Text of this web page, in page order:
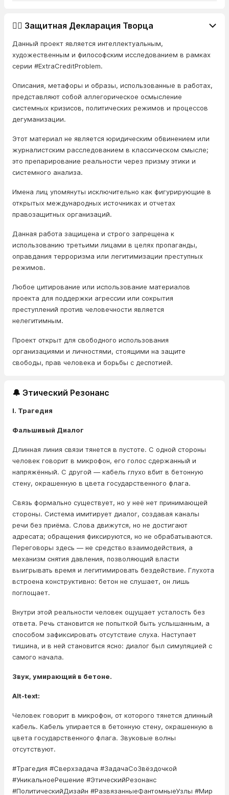
👨‍⚖️ Защитная Декларация Творца
Данный проект является интеллектуальным,
художественным и философским исследованием в рамках
серии #ExtraCreditProblem.
Описания, метафоры и образы, использованные в работах,
представляют собой аллегорическое осмысление
системных кризисов, политических режимов и процессов
дегуманизации.
Этот материал не является юридическим обвинением или
журналистским расследованием в классическом смысле;
это препарирование реальности через призму этики и
системного анализа.
Имена лиц упомянуты исключительно как фигурирующие в
открытых международных источниках и отчетах
правозащитных организаций.
Данная работа защищена и строго запрещена к
использованию третьими лицами в целях пропаганды,
оправдания терроризма или легитимизации преступных
режимов.
Любое цитирование или использование материалов
проекта для поддержки агрессии или сокрытия
преступлений против человечности является
нелегитимным.
Проект открыт для свободного использования
организациями и личностями, стоящими на защите
свободы, прав человека и борьбы с деспотией.
🔔 Этический Резонанс
I. Трагедия
Фальшивый Диалог
Длинная линия связи тянется в пустоте. С одной стороны
человек говорит в микрофон, его голос сдержанный и
напряжённый. С другой — кабель глухо вбит в бетонную
стену, окрашенную в цвета государственного флага.
Связь формально существует, но у неё нет принимающей
стороны. Система имитирует диалог, создавая каналы
речи без приёма. Слова движутся, но не достигают
адресата; обращения фиксируются, но не обрабатываются.
Переговоры здесь — не средство взаимодействия, а
механизм снятия давления, позволяющий власти
выигрывать время и легитимировать бездействие. Глухота
встроена конструктивно: бетон не слушает, он лишь
поглощает.
Внутри этой реальности человек ощущает усталость без
ответа. Речь становится не попыткой быть услышанным, а
способом зафиксировать отсутствие слуха. Наступает
тишина, и в ней становится ясно: диалог был симуляцией с
самого начала.
Звук, умирающий в бетоне.
Alt-text:
Человек говорит в микрофон, от которого тянется длинный
кабель. Кабель упирается в бетонную стену, окрашенную в
цвета государственного флага. Звуковые волны
отсутствуют.
#Трагедия #Сверхзадача #ЗадачаСоЗвёздочкой
#УникальноеРешение #ЭтическийРезонанс
#ПолитическийДизайн #РазвязанныеФантомныеУзлы #Мир